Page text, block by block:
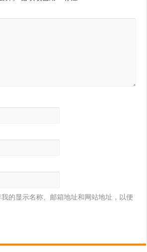
的显示名称、邮箱地址和网站地址，以便